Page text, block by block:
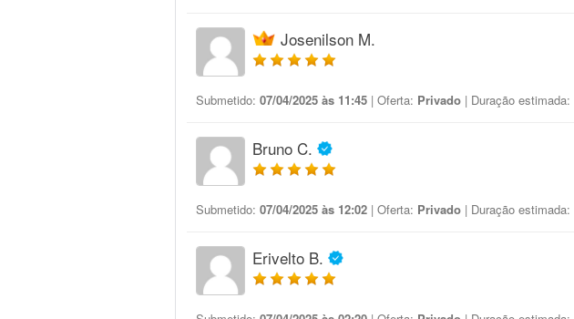
Josenilson M.
Submetido: 07/04/2025 às 11:45 | Oferta: Privado | Duração estimada:
Bruno C.
Submetido: 07/04/2025 às 12:02 | Oferta: Privado | Duração estimada:
Erivelto B.